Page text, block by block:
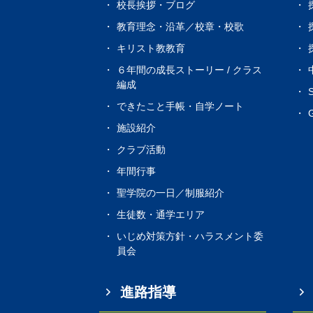
校長挨拶・ブログ
教育理念・沿革／校章・校歌
キリスト教教育
６年間の成長ストーリー / クラス
編成
できたこと手帳・自学ノート
施設紹介
クラブ活動
年間行事
聖学院の一日／制服紹介
生徒数・通学エリア
いじめ対策方針・ハラスメント委
員会
進路指導